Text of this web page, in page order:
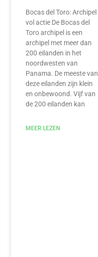
Bocas del Toro: Archipel
vol actie De Bocas del
Toro archipel is een
archipel met meer dan
200 eilanden in het
noordwesten van
Panama. De meeste van
deze eilanden zijn klein
en onbewoond. Vijf van
de 200 eilanden kan
MEER LEZEN